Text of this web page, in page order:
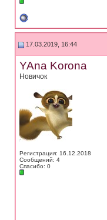
17.03.2019, 16:44
YAna Korona
Новичок
Регистрация: 16.12.2018
Сообщений: 4
Спасибо: 0